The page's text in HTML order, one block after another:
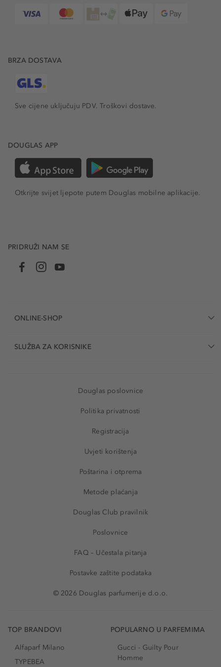
BRZA DOSTAVA
Sve cijene uključuju PDV.Troškovi dostave.
DOUGLAS APP
Otkrijte svijet ljepote putem Douglas mobilne aplikacije.
PRIDRUŽI NAM SE
ONLINE-SHOP
SLUŽBA ZA KORISNIKE
Douglas poslovnice
Politika privatnosti
Registracija
Uvjeti korištenja
Poštarina i otprema
Metode plaćanja
Douglas Club pravilnik
Poslovnice
FAQ – Učestala pitanja
Postavke zaštite podataka
© 2026 Douglas parfumerije d.o.o.
TOP BRANDOVI
Alfaparf Milano
TYPEBEA
POPULARNO U PARFEMIMA
Gucci - Guilty Pour
Homme